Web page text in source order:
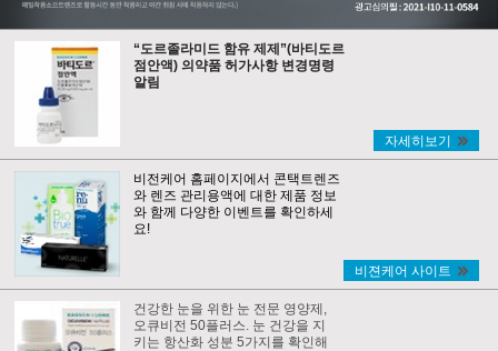
“도르졸라미드 함유 제제”(바티도르
점안액) 의약품 허가사항 변경명령
알림
자세히보기
비전케어 홈페이지에서 콘택트렌즈
와 렌즈 관리용액에 대한 제품 정보
와 함께 다양한 이벤트를 확인하세
요!
비젼케어 사이트
건강한 눈을 위한 눈 전문 영양제,
오큐비전 50플러스. 눈 건강을 지
키는 항산화 성분 5가지를 확인해